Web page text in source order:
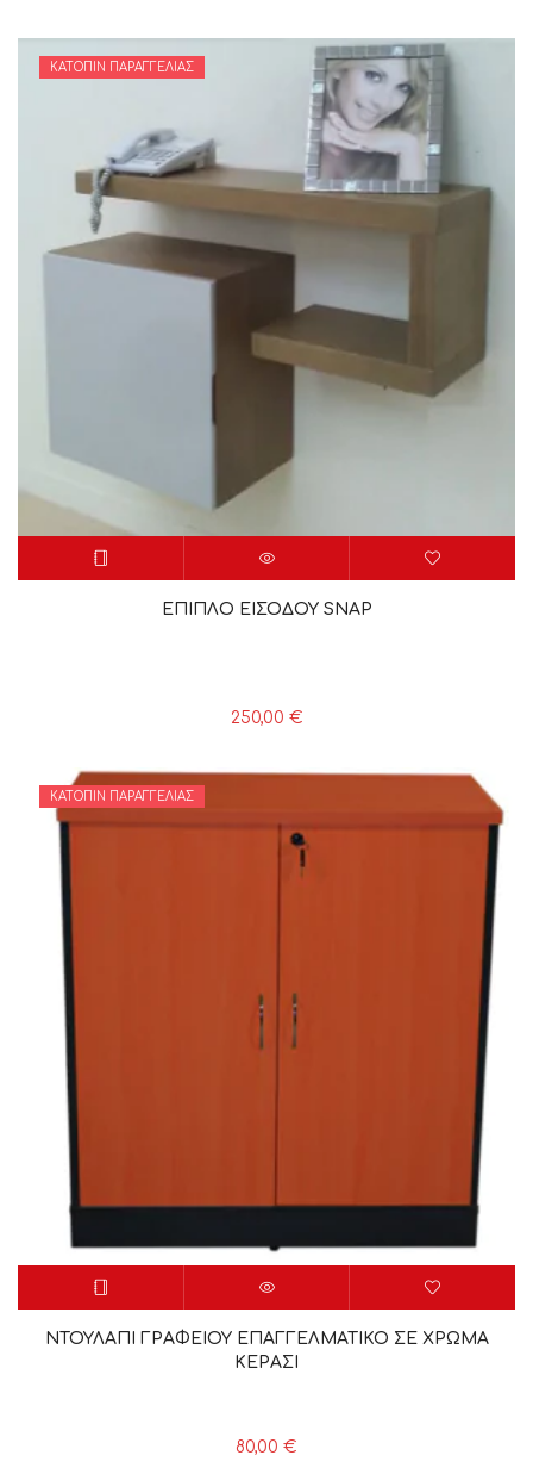
ΚΑΤΌΠΙΝ ΠΑΡΑΓΓΕΛΊΑΣ
ΕΠΙΠΛΟ ΕΙΣΟΔΟΥ SNAP
250,00 €
ΚΑΤΌΠΙΝ ΠΑΡΑΓΓΕΛΊΑΣ
ΝΤΟΥΛΑΠΙ ΓΡΑΦΕΙΟΥ ΕΠΑΓΓΕΛΜΑΤΙΚΟ ΣΕ ΧΡΩΜΑ
ΚΕΡΑΣΙ
80,00 €